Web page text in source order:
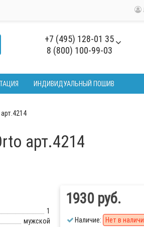
+7 (495) 128-01 35
8 (800) 100-99-03
ИНДИВИДУАЛЬНЫЙ ПОШИВ
арт.4214
1
мужской
1930 руб.
Наличие: Нет в